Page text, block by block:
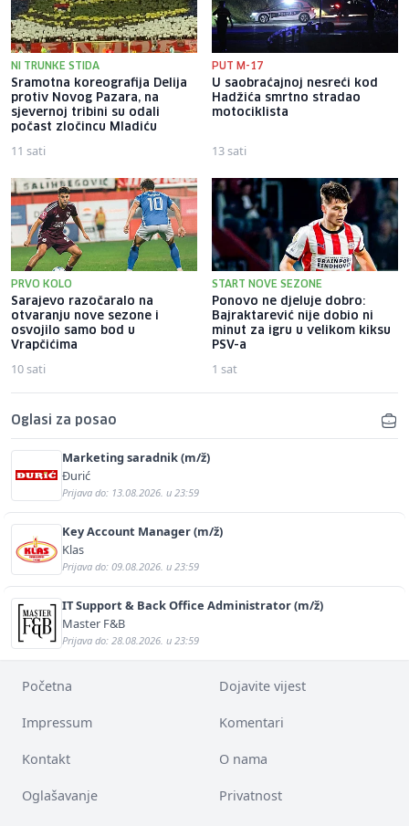
NI TRUNKE STIDA
Sramotna koreografija Delija
protiv Novog Pazara, na
sjevernoj tribini su odali
počast zločincu Mladiću
11 sati
PUT M-17
U saobraćajnoj nesreći kod
Hadžića smrtno stradao
motociklista
13 sati
PRVO KOLO
Sarajevo razočaralo na
otvaranju nove sezone i
osvojilo samo bod u
Vrapčićima
10 sati
START NOVE SEZONE
Ponovo ne djeluje dobro:
Bajraktarević nije dobio ni
minut za igru u velikom kiksu
PSV-a
1 sat
Oglasi za posao
Marketing saradnik (m/ž)
Đurić
Prijava do: 13.08.2026. u 23:59
Key Account Manager (m/ž)
Klas
Prijava do: 09.08.2026. u 23:59
IT Support & Back Office Administrator (m/ž)
Master F&B
Prijava do: 28.08.2026. u 23:59
Početna Dojavite vijest
Impressum Komentari
Kontakt O nama
Oglašavanje Privatnost